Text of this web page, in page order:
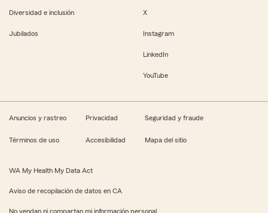
Diversidad e inclusión
Jubilados
X
Instagram
LinkedIn
YouTube
Anuncios y rastreo Privacidad Seguridad y fraude
Términos de uso Accesibilidad Mapa del sitio
WA My Health My Data Act
Aviso de recopilación de datos en CA
No vendan ni compartan mi información personal